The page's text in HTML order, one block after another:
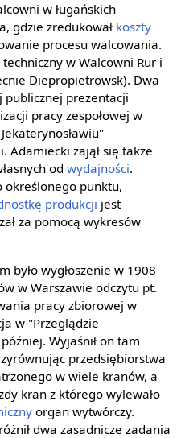
w ługańskich
gdzie zredukował koszty
procesu walcowania.
techniczny w Walcowni Rur i
Diepropietrowsk). Dwa
publicznej prezentacji
pracy zespołowej w
Adamiecki zajął się także
od wydajności.
określonego punktu,
produkcji jest
za pomocą wykresów
było wygłoszenie w 1908
w Warszawie odczytu pt.
pracy zbiorowej w
w "Przeglądzie
Wyjaśnił on tam
przedsiębiorstwa
w wiele kranów, a
kran z którego wylewało
organ wytwórczy.
dwa zasadnicze zadania